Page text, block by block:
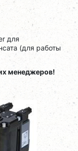
для
(для работы
менеджеров!